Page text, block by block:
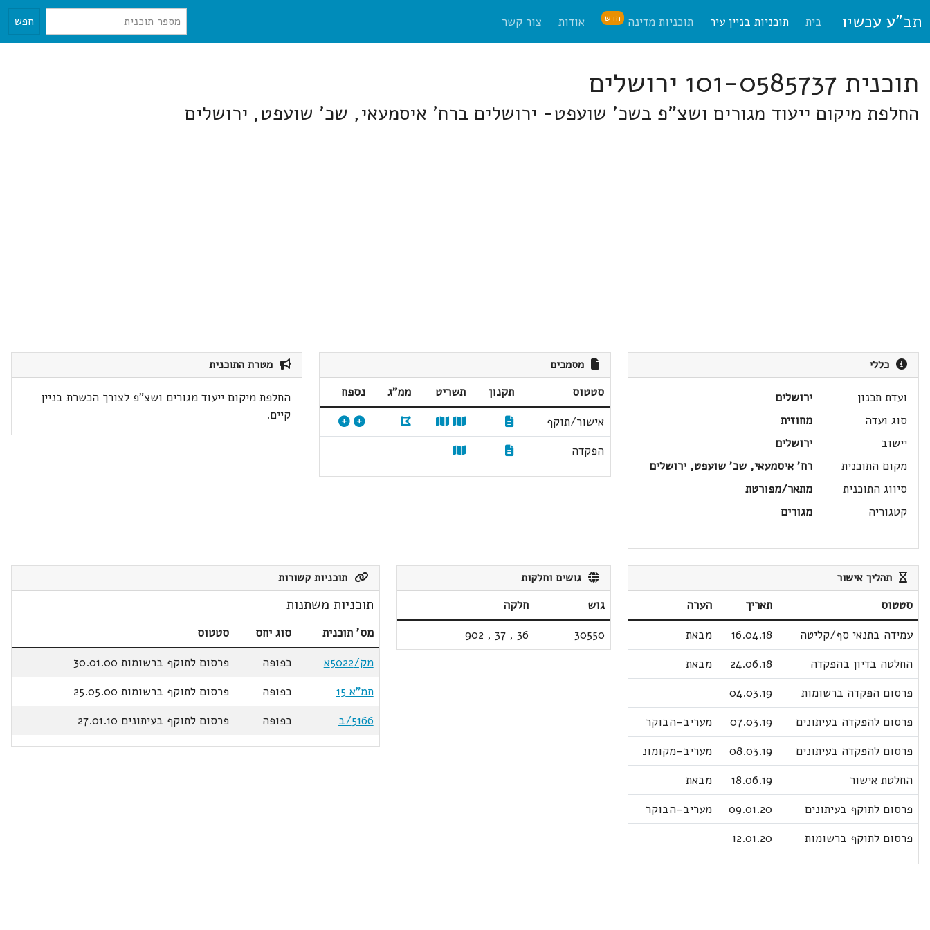
תב"ע עכשיו בית תוכניות בניין עיר תוכניות מדינה חדש אודות צור קשר חפש
תוכנית 101-0585737 ירושלים
החלפת מיקום ייעוד מגורים ושצ"פ בשכ' שועפט- ירושלים ברח' איסמעאי, שכ' שועפט, ירושלים
כללי
ועדת תכנון
ירושלים
סוג ועדה
מחוזית
יישוב
ירושלים
מקום התוכנית
רח' איסמעאי, שכ' שועפט, ירושלים
סיווג התוכנית
מתאר/מפורטת
קטגוריה
מגורים
מסמכים
סטטוס תקנון תשריט ממ"ג
נספח
אישור/תוקף
הפקדה
מטרת התוכנית
החלפת מיקום ייעוד מגורים ושצ"פ לצורך הכשרת בניין
קיים.
תהליך אישור
סטטוס תאריך
הערה
עמידה בתנאי סף/קליטה
16.04.18
מבאת
החלטה בדיון בהפקדה
24.06.18
מבאת
פרסום הפקדה ברשומות
04.03.19
פרסום להפקדה בעיתונים
07.03.19
מעריב-הבוקר
פרסום להפקדה בעיתונים
08.03.19
מעריב-מקומונ
החלטת אישור
18.06.19
מבאת
פרסום לתוקף בעיתונים
09.01.20
מעריב-הבוקר
פרסום לתוקף ברשומות
12.01.20
גושים וחלקות
גוש
חלקה
30550
36
,
37
,
902
תוכניות קשורות
תוכניות משתנות
מס' תוכנית סוג יחס
סטטוס
מק/5022א
כפופה
פרסום לתוקף ברשומות 30.01.00
תמ"א 15
כפופה
פרסום לתוקף ברשומות 25.05.00
5166/ב
כפופה פרסום לתוקף בעיתונים 27.01.10